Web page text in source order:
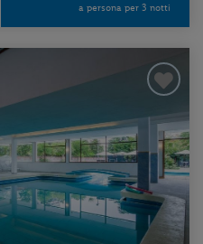
a persona per 3 notti